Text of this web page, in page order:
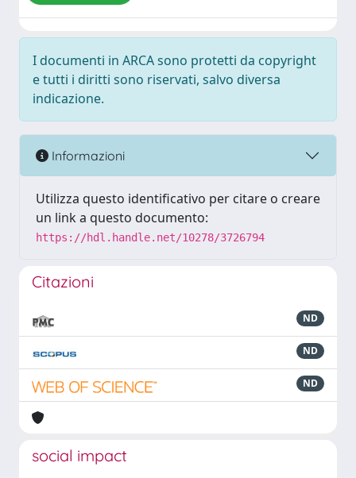
I documenti in ARCA sono protetti da copyright
e tutti i diritti sono riservati, salvo diversa
indicazione.
Informazioni
Utilizza questo identificativo per citare o creare
un link a questo documento:
https://hdl.handle.net/10278/3726794
Citazioni
ND
ND
ND
social impact